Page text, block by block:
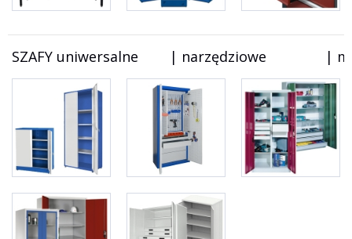
SZAFY uniwersalne        | narzędziowe               |